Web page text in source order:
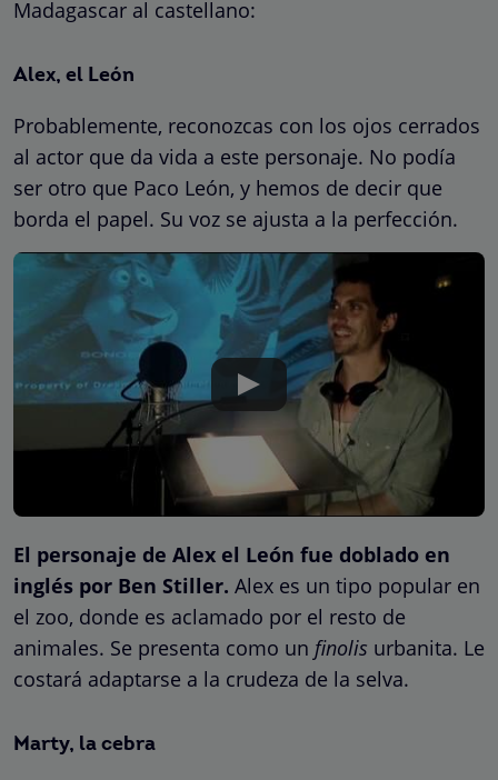
Madagascar al castellano:
Alex, el León
Probablemente, reconozcas con los ojos cerrados
al actor que da vida a este personaje. No podía
ser otro que Paco León, y hemos de decir que
borda el papel. Su voz se ajusta a la perfección.
El personaje de Alex el León fue doblado en
inglés por Ben Stiller. Alex es un tipo popular en
el zoo, donde es aclamado por el resto de
animales. Se presenta como un finolis urbanita. Le
costará adaptarse a la crudeza de la selva.
Marty, la cebra